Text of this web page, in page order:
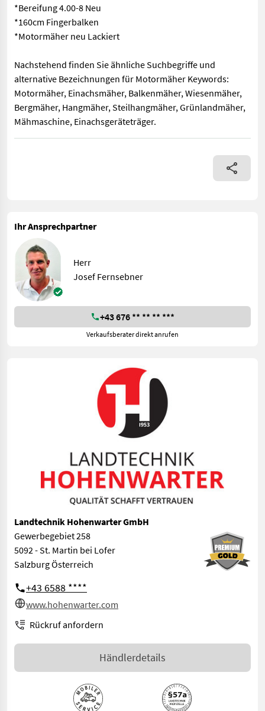
*Bereifung 4.00-8 Neu
*160cm Fingerbalken
*Motormäher neu Lackiert
Nachstehend finden Sie ähnliche Suchbegriffe und
alternative Bezeichnungen für Motormäher Keywords:
Motormäher, Einachsmäher, Balkenmäher, Wiesenmäher,
Bergmäher, Hangmäher, Steilhangmäher, Grünlandmäher,
Mähmaschine, Einachsgeräteträger.
Reform Motormäher 116 *Rotax 2 Takt Motor *Bereifung
Ihr Ansprechpartner
Herr
Josef Fernsebner
+43 676 ** ** ** ***
Verkaufsberater direkt anrufen
Landtechnik Hohenwarter GmbH
Gewerbegebiet 258
5092 - St. Martin bei Lofer
Salzburg Österreich
+43 6588 ****
www.hohenwarter.com
Rückruf anfordern
Händlerdetails